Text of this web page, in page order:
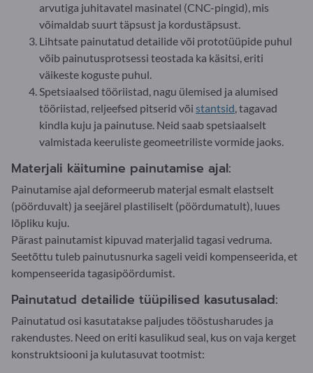
arvutiga juhitavatel masinatel (CNC-pingid), mis
võimaldab suurt täpsust ja kordustäpsust.
Lihtsate painutatud detailide või prototüüpide puhul
võib painutusprotsessi teostada ka käsitsi, eriti
väikeste koguste puhul.
Spetsiaalsed tööriistad, nagu ülemised ja alumised
tööriistad, reljeefsed pitserid või stantsid, tagavad
kindla kuju ja painutuse. Neid saab spetsiaalselt
valmistada keeruliste geomeetriliste vormide jaoks.
Materjali käitumine painutamise ajal:
Painutamise ajal deformeerub materjal esmalt elastselt
(pöörduvalt) ja seejärel plastiliselt (pöördumatult), luues
lõpliku kuju.
Pärast painutamist kipuvad materjalid tagasi vedruma.
Seetõttu tuleb painutusnurka sageli veidi kompenseerida, et
kompenseerida tagasipöördumist.
Painutatud detailide tüüpilised kasutusalad:
Painutatud osi kasutatakse paljudes tööstusharudes ja
rakendustes. Need on eriti kasulikud seal, kus on vaja kerget
konstruktsiooni ja kulutasuvat tootmist: